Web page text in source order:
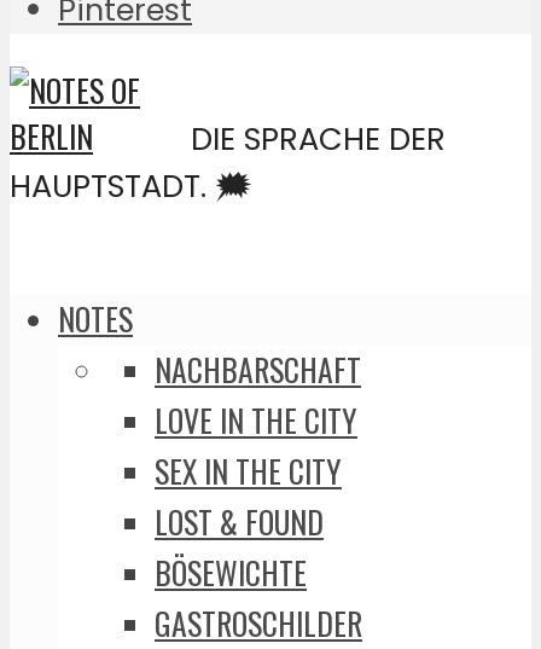
Pinterest
DIE SPRACHE DER
HAUPTSTADT. 🗯️
NOTES
NACHBARSCHAFT
LOVE IN THE CITY
SEX IN THE CITY
LOST & FOUND
BÖSEWICHTE
GASTROSCHILDER